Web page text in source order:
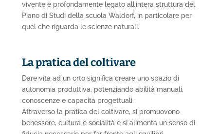
vivente è profondamente legato all’intera struttura del
Piano di Studi della scuola Waldorf, in particolare per
quel che riguarda le scienze naturali.
La pratica del coltivare
Dare vita ad un orto significa creare uno spazio di
autonomia produttiva, potenziando abilità manuali,
conoscenze e capacità progettuali.
Attraverso la pratica del coltivare, si promuovono
benessere, cultura e socialità e si alimenta un senso di